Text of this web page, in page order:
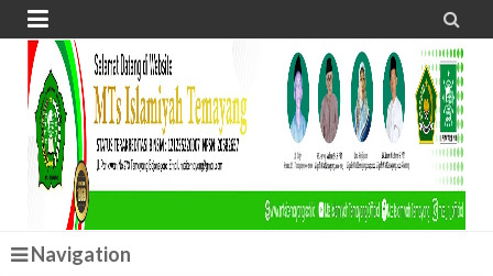
 
Navigation